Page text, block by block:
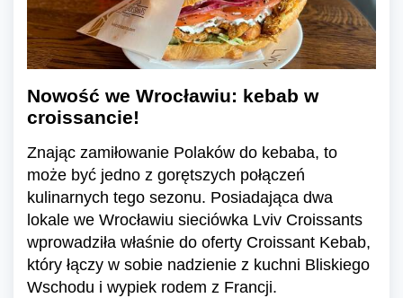
Nowość we Wrocławiu: kebab w
croissancie!
Znając zamiłowanie Polaków do kebaba, to
może być jedno z gorętszych połączeń
kulinarnych tego sezonu. Posiadająca dwa
lokale we Wrocławiu sieciówka Lviv Croissants
wprowadziła właśnie do oferty Croissant Kebab,
który łączy w sobie nadzienie z kuchni Bliskiego
Wschodu i wypiek rodem z Francji.